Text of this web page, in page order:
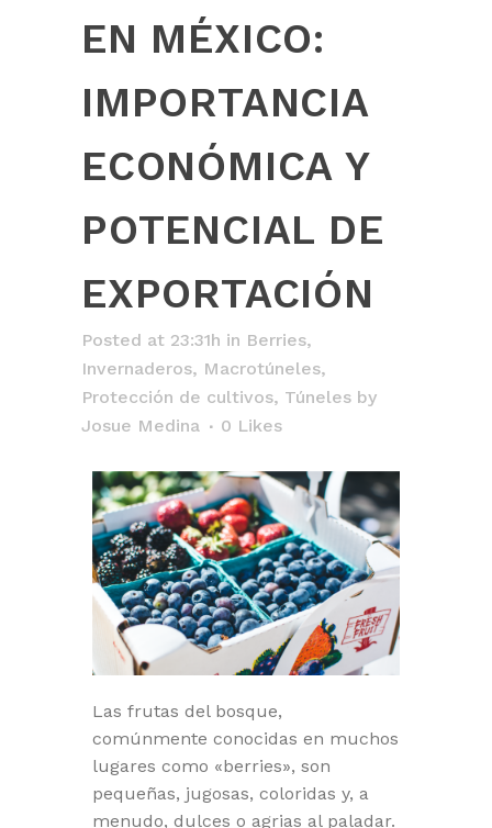
EN MÉXICO:
IMPORTANCIA
ECONÓMICA Y
POTENCIAL DE
EXPORTACIÓN
Posted at 23:31h in Berries,
Invernaderos, Macrotúneles,
Protección de cultivos, Túneles by
Josue Medina
0 Likes
Las frutas del bosque,
comúnmente conocidas en muchos
lugares como «berries», son
pequeñas, jugosas, coloridas y, a
menudo, dulces o agrias al paladar.